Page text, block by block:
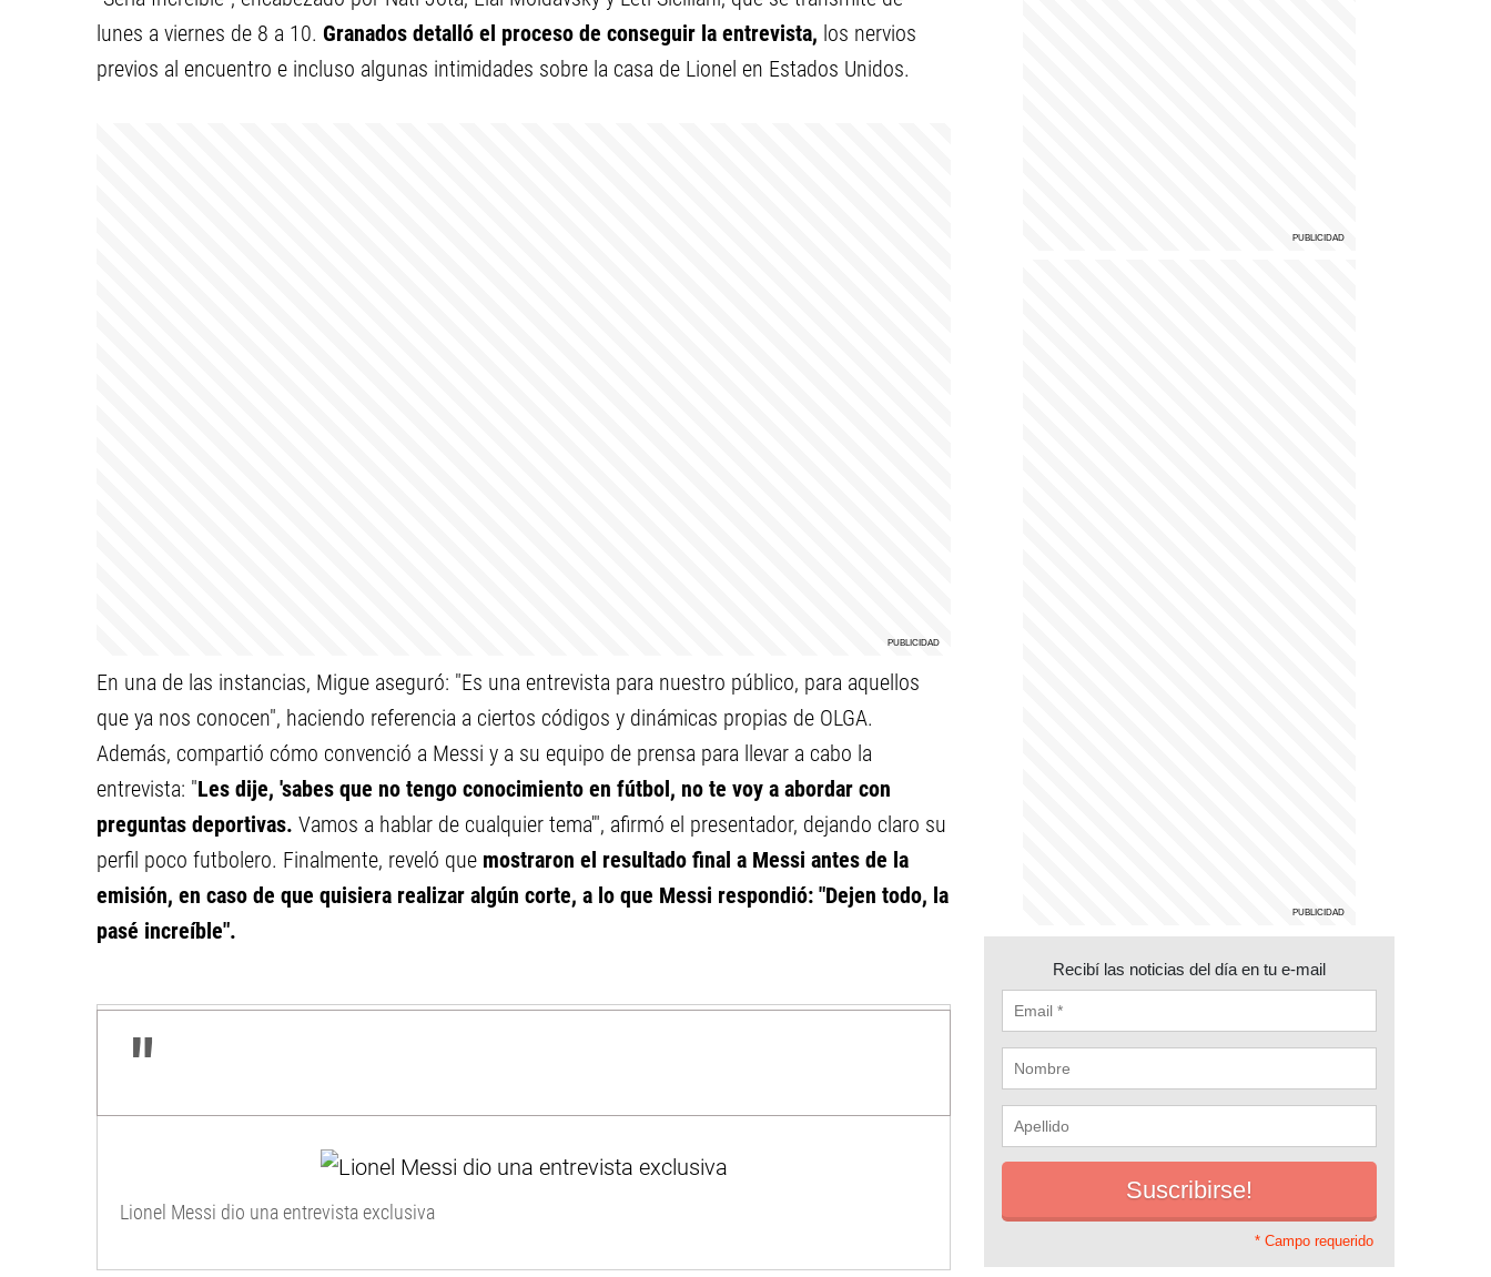
lunes a viernes de 8 a 10. Granados detalló el proceso de conseguir la entrevista, los nervios
previos al encuentro e incluso algunas intimidades sobre la casa de Lionel en Estados Unidos.
En una de las instancias, Migue aseguró: "Es una entrevista para nuestro público, para aquellos
que ya nos conocen", haciendo referencia a ciertos códigos y dinámicas propias de OLGA.
Además, compartió cómo convenció a Messi y a su equipo de prensa para llevar a cabo la
entrevista: "Les dije, 'sabes que no tengo conocimiento en fútbol, no te voy a abordar con
preguntas deportivas. Vamos a hablar de cualquier tema'", afirmó el presentador, dejando claro su
perfil poco futbolero. Finalmente, reveló que mostraron el resultado final a Messi antes de la
emisión, en caso de que quisiera realizar algún corte, a lo que Messi respondió: "Dejen todo, la
pasé increíble".
Lionel Messi dio una entrevista exclusiva
Recibí las noticias del día en tu e-mail
* Campo requerido